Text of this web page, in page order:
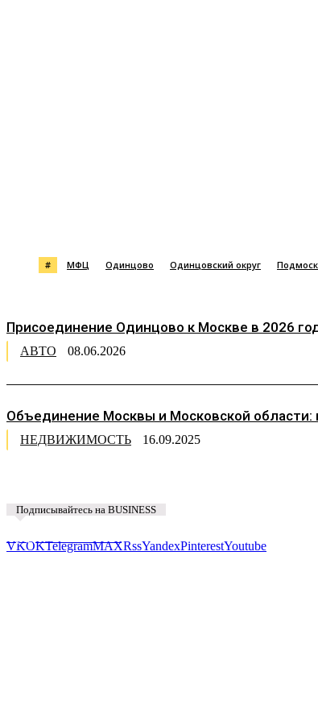
# МФЦ Одинцово Одинцовский округ
Присоединение Одинцово к Москве в 2026
АВТО 08.06.2026
Объединение Москвы и Московской
НЕДВИЖИМОСТЬ 16.09.2025
Подписывайтесь на BUSINESS
VKOKTelegramMAXRssYandexPinterestYoutube